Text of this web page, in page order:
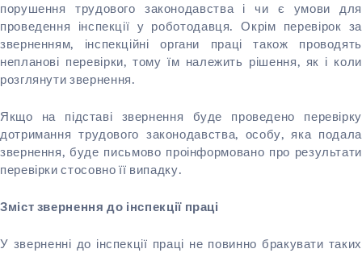
порушення трудового законодавства і чи є умови для
проведення інспекції у роботодавця. Окрім перевірок за
зверненням, інспекційні органи праці також проводять
непланові перевірки, тому їм належить рішення, як і коли
розглянути звернення.
Якщо на підставі звернення буде проведено перевірку
дотримання трудового законодавства, особу, яка подала
звернення, буде письмово проінформовано про результати
перевірки стосовно її випадку.
Зміст звернення до інспекції праці
У зверненні до інспекції праці не повинно бракувати таких